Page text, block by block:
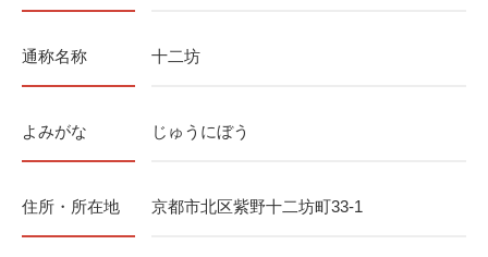
通称名称 十二坊
よみがな じゅうにぼう
住所・所在地 京都市北区紫野十二坊町33-1